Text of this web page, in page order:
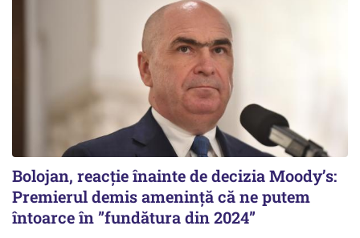
Bolojan, reacție înainte de decizia Moody’s:
Premierul demis amenință că ne putem
întoarce în ”fundătura din 2024”